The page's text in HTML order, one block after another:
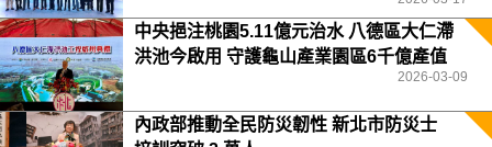
中央挹注桃園5.11億元治水 八德區大仁滯
洪池今啟用 守護龜山產業園區6千億產值
2026-03-09
內政部推動全民防災韌性 新北市防災士